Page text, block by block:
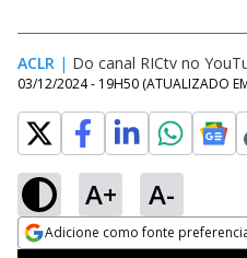
ACLR | Do canal RICtv no
03/12/2024 - 19H50 (ATUALIZADO
A+ A-
Adicione como fonte